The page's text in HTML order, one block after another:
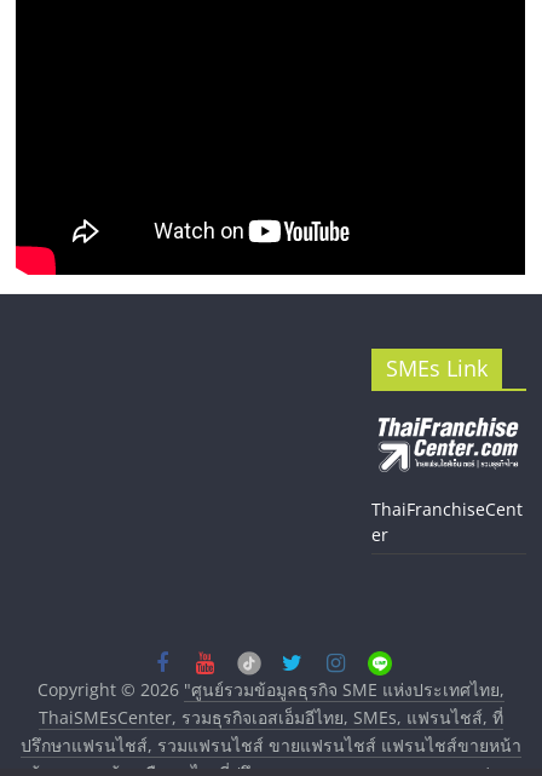
SMEs Link
ThaiFranchiseCent
er
Copyright © 2026 "ศูนย์รวมข้อมูลธุรกิจ SME แห่งประเทศไทย,
ThaiSMEsCenter, รวมธุรกิจเอสเอ็มอีไทย, SMEs, แฟรนไชส์, ที่
ปรึกษาแฟรนไชส์, รวมแฟรนไชส์ ขายแฟรนไชส์ แฟรนไชส์ขายหน้า